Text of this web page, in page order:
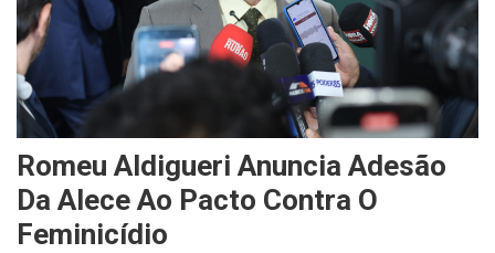
Romeu Aldigueri Anuncia Adesão
Da Alece Ao Pacto Contra O
Feminicídio